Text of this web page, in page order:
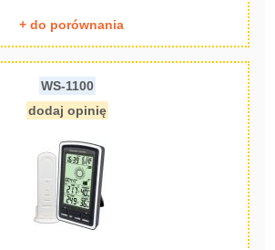
+ do porównania
WS-1100
dodaj opinię